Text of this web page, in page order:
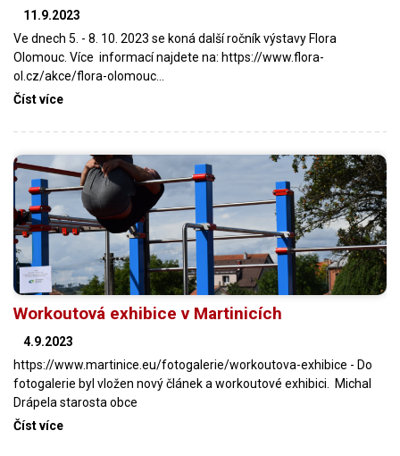
11.9.2023
Ve dnech 5. - 8. 10. 2023 se koná další ročník výstavy Flora
Olomouc. Více informací najdete na: https://www.flora-
ol.cz/akce/flora-olomouc…
Číst více
Workoutová exhibice v Martinicích
4.9.2023
https://www.martinice.eu/fotogalerie/workoutova-exhibice - Do
fotogalerie byl vložen nový článek a workoutové exhibici. Michal
Drápela starosta obce
Číst více